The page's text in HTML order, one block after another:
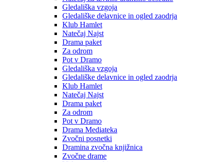
Gledališka vzgoja
Gledališke delavnice in ogled zaodrja
Klub Hamlet
Natečaj Najst
Drama paket
Za odrom
Pot v Dramo
Gledališka vzgoja
Gledališke delavnice in ogled zaodrja
Klub Hamlet
Natečaj Najst
Drama paket
Za odrom
Pot v Dramo
Drama Mediateka
Zvočni posnetki
Dramina zvočna knjižnica
Zvočne drame